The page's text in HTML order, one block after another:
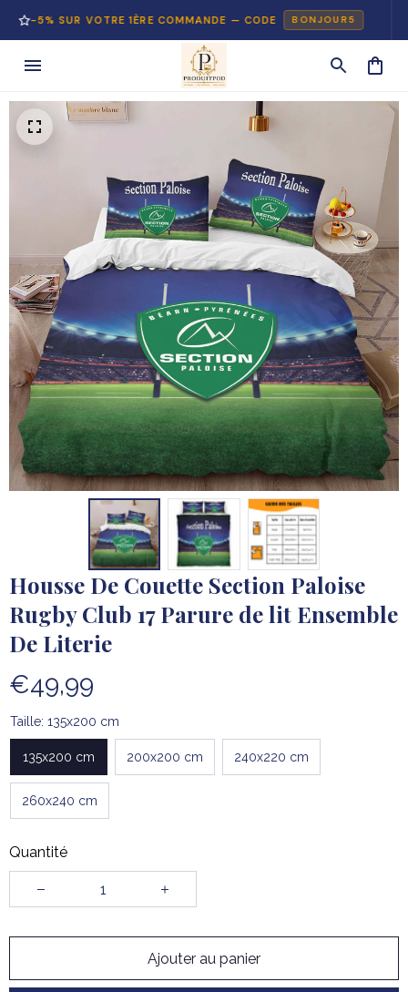
SUR VOTRE 1ÈRE COMMANDE — CODE BONJOUR5
Housse De Couette Section Paloise
Rugby Club 17 Parure de lit Ensemble
De Literie
€49,99
Taille: 135x200 cm
135x200 cm 200x200 cm 240x220 cm
260x240 cm
Quantité
Ajouter au panier